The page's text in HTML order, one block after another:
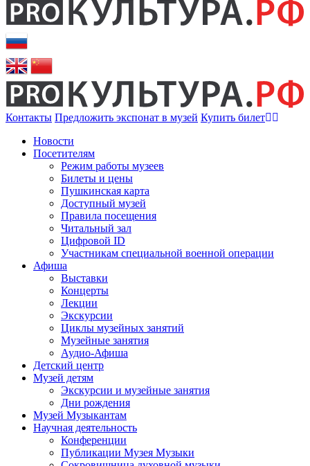
Контакты Предложить экспонат в музей Купить билет
Новости
Посетителям
Режим работы музеев
Билеты и цены
Пушкинская карта
Доступный музей
Правила посещения
Читальный зал
Цифровой ID
Участникам специальной военной операции
Афиша
Выставки
Концерты
Лекции
Экскурсии
Циклы музейных занятий
Музейные занятия
Аудио-Афиша
Детский центр
Музей детям
Экскурсии и музейные занятия
Дни рождения
Музей Музыкантам
Научная деятельность
Конференции
Публикации Музея Музыки